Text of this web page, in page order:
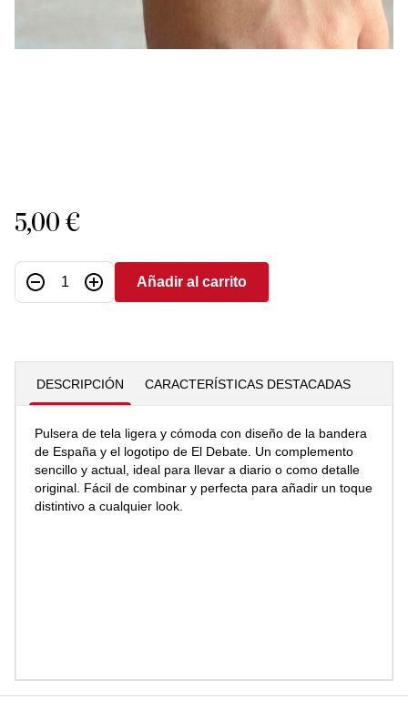
5,00 €
Cantidad
Añadir al carrito
DESCRIPCIÓN CARACTERÍSTICAS DESTACADAS
Pulsera de tela ligera y cómoda con diseño de la bandera
de España y el logotipo de El Debate. Un complemento
sencillo y actual, ideal para llevar a diario o como detalle
original. Fácil de combinar y perfecta para añadir un toque
distintivo a cualquier look.